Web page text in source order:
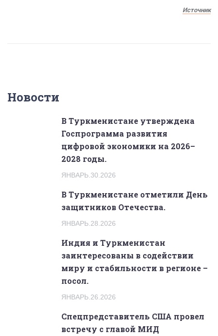
Источник
Новости
В Туркменистане утверждена
Госпрограмма развития
цифровой экономики на 2026–
2028 годы.
ЯНВАРЬ.30.2026
В Туркменистане отметили День
защитников Отечества.
ЯНВАРЬ.28.2026
Индия и Туркменистан
заинтересованы в содействии
миру и стабильности в регионе –
посол.
ЯНВАРЬ.26.2026
Спецпредставитель США провел
встречу с главой МИД